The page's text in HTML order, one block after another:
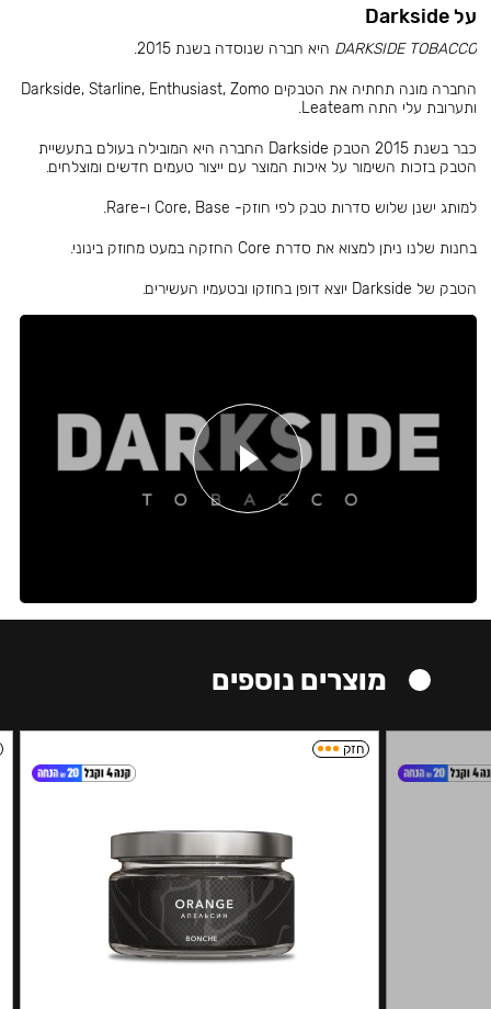
על Darkside
DARKSIDE TOBACCO היא חברה שנוסדה בשנת 2015.
החברה מונה תחתיה את הטבקים Darkside, Starline, Enthusiast, Zomo
ותערובת עלי התה Leateam.
כבר בשנת 2015 הטבק Darkside החברה היא המובילה בעולם בתעשיית
הטבק בזכות השימור על איכות המוצר עם ייצור טעמים חדשים ומוצלחים.
למותג ישנן שלוש סדרות טבק לפי חוזק- Core, Base ו-Rare.
בחנות שלנו ניתן למצוא את סדרת Core החזקה במעט מחוזק בינוני.
הטבק של Darkside יוצא דופן בחוזקו ובטעמיו העשירים.
מוצרים נוספים
חזק